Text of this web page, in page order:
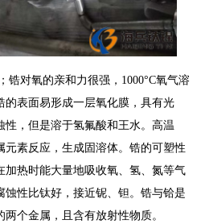
锆对氧的亲和力很强， 1000°C氧气溶
的表面易形成一层氧化膜，具有光
，但是溶于氢氟酸和王水。高温
元素反应，生成固溶体。锆的可塑性
加热时能大量地吸收氧、氢、氮等气
性比钛好，接近铌、钽。锆与铪是
个金属，且含有放射性物质。